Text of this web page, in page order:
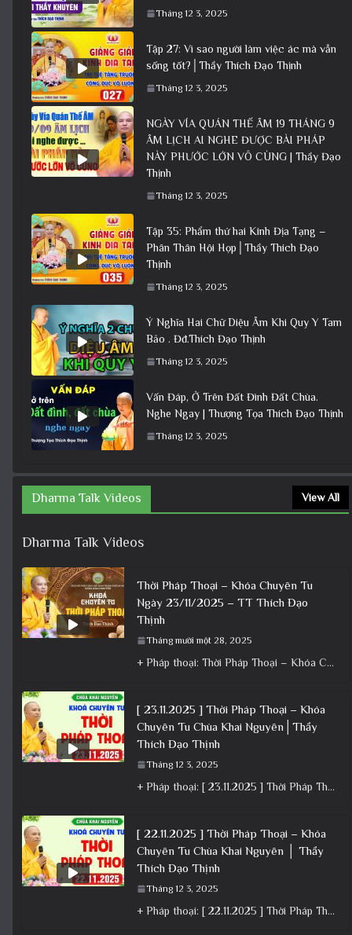
Tháng 12 3, 2025
Tập 27: Vì sao người làm việc ác mà vẫn
sống tốt?│Thầy Thích Đạo Thịnh
Tháng 12 3, 2025
NGÀY VÍA QUÁN THẾ ÂM 19 THÁNG 9
ÂM LỊCH AI NGHE ĐƯỢC BÀI PHÁP
NÀY PHƯỚC LỚN VÔ CÙNG | Thầy Đạo
Thịnh
Tháng 12 3, 2025
Tập 35: Phẩm thứ hai Kinh Địa Tạng –
Phân Thân Hội Họp│Thầy Thích Đạo
Thịnh
Tháng 12 3, 2025
Ý Nghĩa Hai Chữ Diệu Âm Khi Quy Y Tam
Bảo . Đđ.Thích Đạo Thịnh
Tháng 12 3, 2025
Vấn Đáp, Ở Trên Đất Đình Đất Chùa.
Nghe Ngay | Thượng Tọa Thích Đạo Thịnh
Tháng 12 3, 2025
Dharma Talk Videos View All
Dharma Talk Videos
Thời Pháp Thoại – Khóa Chuyên Tu
Ngày 23/11/2025 – TT Thích Đạo
Thịnh
Tháng mười một 28, 2025
+ Pháp thoại: Thời Pháp Thoại – Khóa Chuyên Tu Ngày 23/11/2025 – TT Thích Đạo Thịnh + Album: Pháp
[ 23.11.2025 ] Thời Pháp Thoại – Khóa
Chuyên Tu Chùa Khai Nguyên│Thầy
Thích Đạo Thịnh
Tháng 12 3, 2025
+ Pháp thoại: [ 23.11.2025 ] Thời Pháp Thoại – Khóa Chuyên Tu Chùa Khai Nguyên│Thầy Thích Đạo Thịnh +
[ 22.11.2025 ] Thời Pháp Thoại – Khóa
Chuyên Tu Chùa Khai Nguyên │ Thầy
Thích Đạo Thịnh
Tháng 12 3, 2025
+ Pháp thoại: [ 22.11.2025 ] Thời Pháp Thoại – Khóa Chuyên Tu Chùa Khai Nguyên │ Thầy Thích Đạo